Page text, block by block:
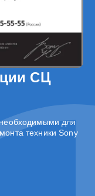
СЦ
для
техники Sony